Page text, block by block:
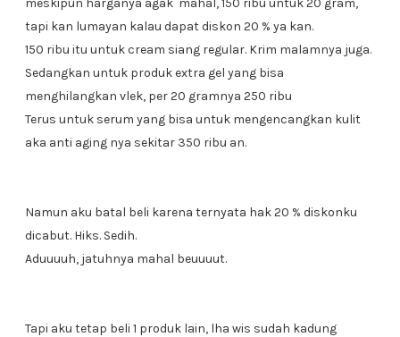
meskipun harganya agak mahal, 150 ribu untuk 20 gram,
tapi kan lumayan kalau dapat diskon 20 % ya kan.
150 ribu itu untuk cream siang regular. Krim malamnya juga.
Sedangkan untuk produk extra gel yang bisa
menghilangkan vlek, per 20 gramnya 250 ribu
Terus untuk serum yang bisa untuk mengencangkan kulit
aka anti aging nya sekitar 350 ribu an.
Namun aku batal beli karena ternyata hak 20 % diskonku
dicabut. Hiks. Sedih.
Aduuuuh, jatuhnya mahal beuuuut.
Tapi aku tetap beli 1 produk lain, lha wis sudah kadung